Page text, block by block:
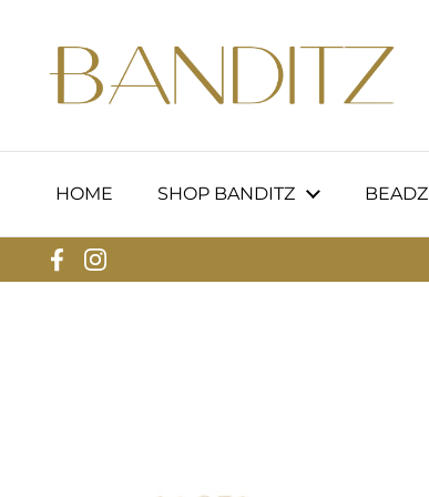
HOME SHOP BANDITZ BEADZ
Facebook
Instagram